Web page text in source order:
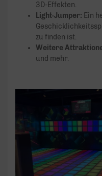
3D-Effekten.
Light-Jumper: Ein
zu finden ist.
Weitere
und mehr.